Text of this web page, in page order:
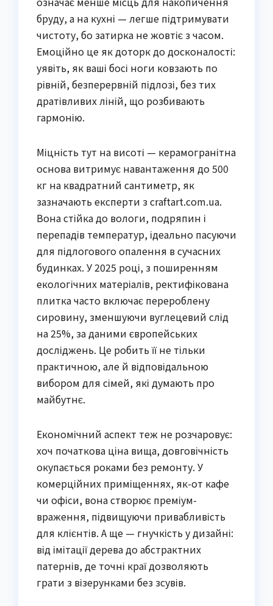
бруду, а на кухні — легше підтримувати
чистоту, бо затирка не жовтіє з часом.
Емоційно це як доторк до досконалості:
уявіть, як ваші босі ноги ковзають по
рівній, безперервній підлозі, без тих
дратівливих ліній, що розбивають
гармонію.
Міцність тут на висоті — керамогранітна
основа витримує навантаження до 500
кг на квадратний сантиметр, як
зазначають експерти з craftart.com.ua.
Вона стійка до вологи, подряпин і
перепадів температур, ідеально пасуючи
для підлогового опалення в сучасних
будинках. У 2025 році, з поширенням
екологічних матеріалів, ректифікована
плитка часто включає перероблену
сировину, зменшуючи вуглецевий слід
на 25%, за даними європейських
досліджень. Це робить її не тільки
практичною, але й відповідальною
вибором для сімей, які думають про
майбутнє.
Економічний аспект теж не розчаровує:
хоч початкова ціна вища, довговічність
окупається роками без ремонту. У
комерційних приміщеннях, як-от кафе
чи офіси, вона створює преміум-
враження, підвищуючи привабливість
для клієнтів. А ще — гнучкість у дизайні:
від імітації дерева до абстрактних
патернів, де точні краї дозволяють
грати з візерунками без зсувів.